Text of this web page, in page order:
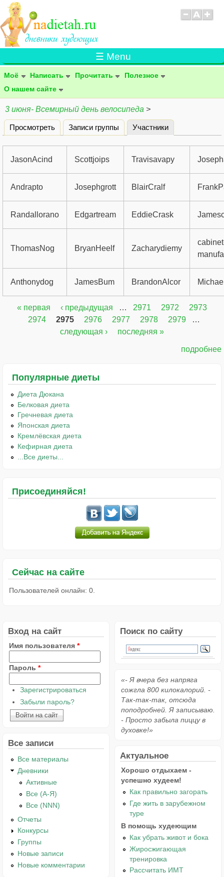
☰ Menu
Моё Написать Прочитать
Полезное
О нашем сайте
3 июня- Всемирный день велосипеда >
Главные вкладки
Просмотреть Записи группы Участники
JasonAcind Scottjoips Travisavapy
Andrapto Josephgrott BlairCralf
Randallorano Edgartream EddieCrask
ThomasNog BryanHeelf Zacharydiemy
Anthonydog JamesBum BrandonAlcor
Страницы
« первая ‹ предыдущая … 2971 2972
2973
2974
2975 2976 2977 2978 2979
…
следующая ›
последняя »
подробнее
Популярные диеты
Диета Дюкана
Белковая диета
Гречневая диета
Японская диета
Кремлёвская диета
Кефирная диета
...Все диеты...
Присоединяйся!
Сейчас на сайте
Пользователей онлайн: 0.
Вход на сайт
Имя пользователя *
Пароль *
Зарегистрироваться
Забыли пароль?
Все записи
Все материалы
Дневники
Активные
Все (А-Я)
Все (NNN)
Отчеты
Конкурсы
Группы
Новые записи
Новые комментарии
Поиск по сайту
«- Я вчера без напряга
сожгла 800 килокалорий. -
Так-так-так, отсюда
поподробней. Я записываю.
- Просто забыла пиццу в
духовке!»
Актуальное
Хорошо отдыхаем -
успешно худеем!
Как правильно загорать
Где жить в зарубежном
туре
В помощь худеющим
Как убрать живот и бока
Жиросжигающая
тренировка
Рассчитать ИМТ